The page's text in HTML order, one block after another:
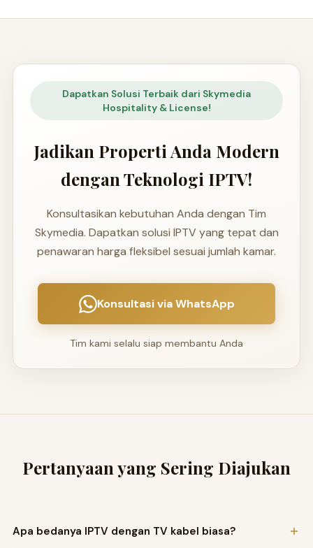
Dapatkan Solusi Terbaik dari Skymedia
Hospitality & License!
Jadikan Properti Anda Modern
dengan Teknologi IPTV!
Konsultasikan kebutuhan Anda dengan Tim
Skymedia. Dapatkan solusi IPTV yang tepat dan
penawaran harga fleksibel sesuai jumlah kamar.
Konsultasi via WhatsApp
Tim kami selalu siap membantu Anda
Pertanyaan yang Sering Diajukan
Apa bedanya IPTV dengan TV kabel biasa?